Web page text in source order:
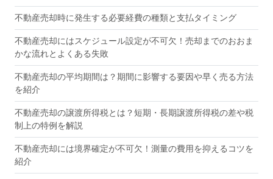
不動産売却時に発生する必要経費の種類と支払タイミング
不動産売却にはスケジュール設定が不可欠！売却までのおおま
かな流れとよくある失敗
不動産売却の平均期間は？期間に影響する要因や早く売る方法
を紹介
不動産売却の譲渡所得税とは？短期・長期譲渡所得税の差や税
制上の特例を解説
不動産売却には境界確定が不可欠！測量の費用を抑えるコツを
紹介